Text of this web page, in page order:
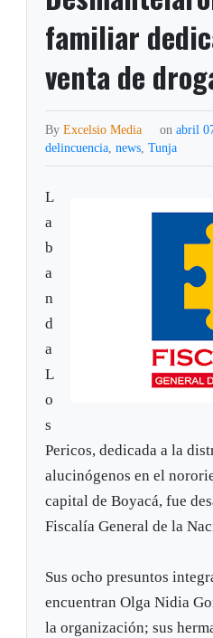
familiar
venta de
ByExcelsio Media on abril
delincuencia,news,Tunja
L
a
b
a
n
d
a
L
o
s
Pericos, dedicada a la
alucinógenos en el
capital de Boyacá, fue
Fiscalía General de la
Sus ocho presuntos
encuentran Olga Nidia
la organización; sus